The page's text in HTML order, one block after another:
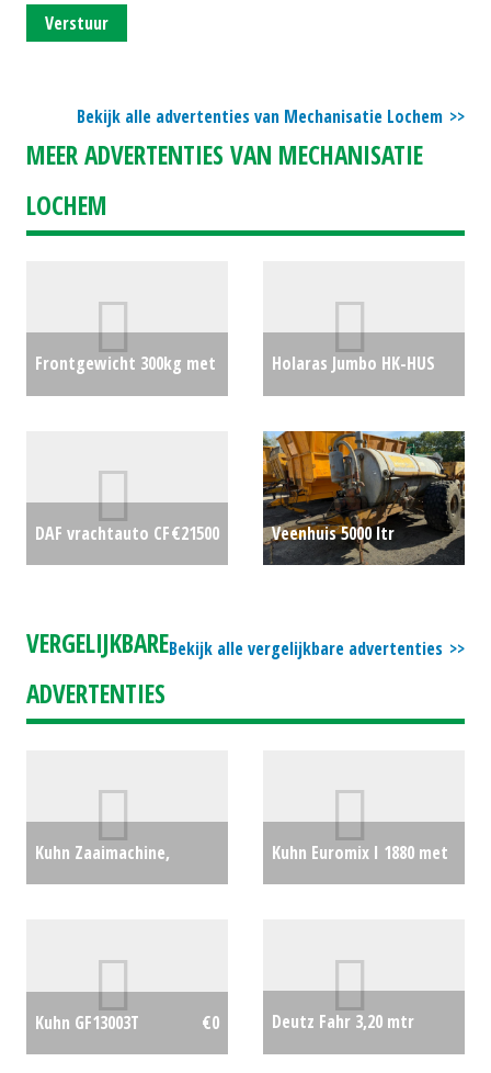
Verstuur
Bekijk alle advertenties van Mechanisatie Lochem
MEER ADVERTENTIES VAN MECHANISATIE
LOCHEM
Frontgewicht 300kg met
Holaras Jumbo HK-HUS
DAF vrachtauto CF€21500
Veenhuis 5000 ltr
Bekijk alle vergelijkbare advertenties
VERGELIJKBARE
ADVERTENTIES
Kuhn Zaaimachine,
Kuhn Euromix I 1880 met
Kuhn GF13003T €0
Deutz Fahr 3,20 mtr